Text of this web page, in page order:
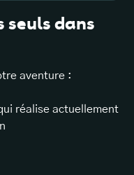
seuls dans
aventure :
réalise actuellement